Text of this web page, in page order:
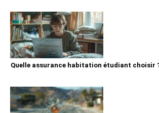
Quelle assurance habitation étudiant choisir